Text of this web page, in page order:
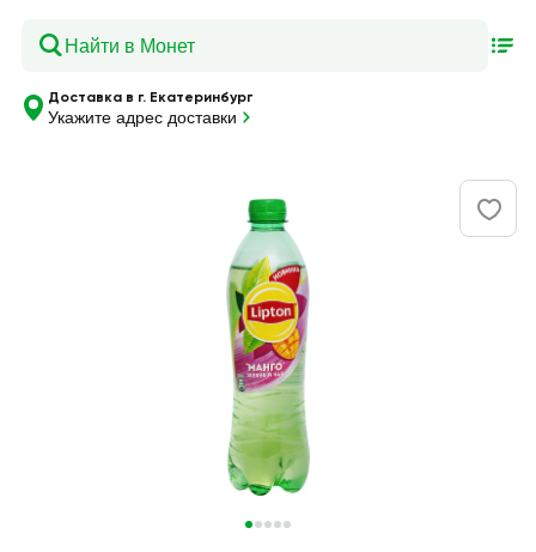
Доставка в г. Екатеринбург
Укажите адрес доставки